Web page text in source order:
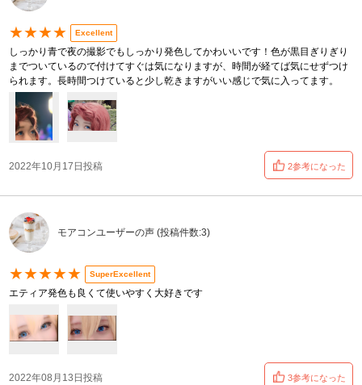
★★★★ Excellent
しっかり青で夜の撮影でもしっかり発色してかわいいです！色が黒目ぎりぎり
までついているので付けてすぐは気になりますが、時間が経てば気にせずつけ
られます。長時間つけていると少し乾きますがいい感じで気に入ってます。
2022年10月17日投稿 2参考になった
モアコンユーザーの声 (投稿件数:3)
★★★★★ SuperExcellent
エティア発色も良くて使いやすく大好きです
2022年08月13日投稿 3参考になった